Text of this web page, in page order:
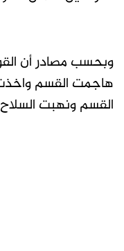
وبحسب مصادر أن
هاجمت القسم
القسم ونهبت